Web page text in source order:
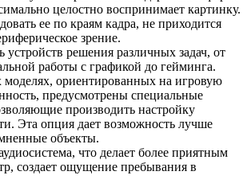
целостно воспринимает картинку.
ее по краям кадра, не приходится
зрение.
устройств решения различных задач, от
работы с графикой до гейминга.
моделях, ориентированных на игровую
предусмотрены специальные
производить настройку
Эта опция дает возможность лучше
объекты.
что делает более приятным
создает ощущение пребывания в